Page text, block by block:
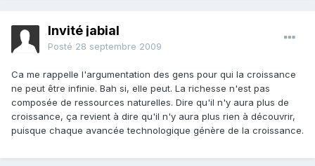
Invité jabial
Posté 28 septembre 2009
Ca me rappelle l'argumentation des gens pour qui la croissance
ne peut être infinie. Bah si, elle peut. La richesse n'est pas
composée de ressources naturelles. Dire qu'il n'y aura plus de
croissance, ça revient à dire qu'il n'y aura plus rien à découvrir,
puisque chaque avancée technologique génère de la croissance.